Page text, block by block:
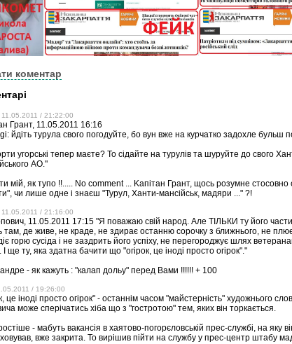
коментар
11.05.2011 / 21:22:00
Грант, 11.05.2011 16:16
йдiть турула свого погодуйте, бо вун вже на курчатко задохле бульш
угорськi тепер маєте? То сiдайте на турулiв та шуруйте до свого
АО."
мій, як тупо !!..... No comment ... Kaпiтан Грант, щось розумне стосовно
чи лише одне і знаєш "Турул, Ханти-мансійськ, мадяри ..." ?!
11.05.2011 / 21:16:00
11.05.2011 17:15 "Я поважаю свій народ. Але ТІЛЬКИ ту його
там, де живе, не краде, не здирає останню сорочку з ближнього, не плює
горю сусіда і не заздрить його успіху, не перегороджує шлях
І ще ту, яка здатна бачити що "огірок, це іноді просто огірок"."
- як кажуть : "калап дольу" перед Вами !!!!!! + 100
/ 19:26:00
це іноді просто огірок" - останнiм часом "майстернiсть" художнього
може сперiчатись хiба що з "гостротою" тем, яких вiн торкається.
- мабуть вакансiя в хаятово-погорєловськiй прес-службі, на яку
вже закрита. То вирiшив пiйти на службу у прес-центр штабу